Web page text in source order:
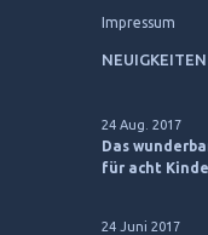
Impressum
NEUIGKEITEN
24 Aug. 2017
Das
für acht
24 Juni 2017